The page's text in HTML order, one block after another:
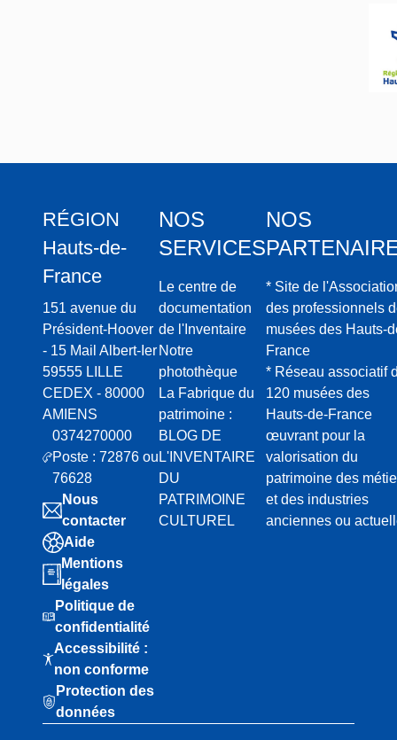
RÉGION
Hauts-de-
France
151 avenue du
Président-Hoover
- 15 Mail Albert-Ier
59555 LILLE
CEDEX - 80000
AMIENS
0374270000
Poste : 72876 ou
76628
Nous
contacter
Aide
Mentions
légales
Politique de
confidentialité
Accessibilité :
non conforme
Protection des
données
NOS
SERVICES
Le centre de
documentation
de l'Inventaire
Notre
photothèque
La Fabrique du
patrimoine :
BLOG DE
L'INVENTAIRE
DU
PATRIMOINE
CULTUREL
NOS
* Site de
des professionnels
musées des Hauts-
France
* Réseau associatif
120 musées des
Hauts-de-France
œuvrant pour la
valorisation du
patrimoine des
et des industries
anciennes ou